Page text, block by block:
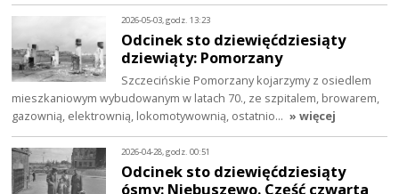
2026-05-03, godz. 13:23
Odcinek sto dziewięćdziesiąty
dziewiąty: Pomorzany
Szczecińskie Pomorzany kojarzymy z osiedlem
mieszkaniowym wybudowanym w latach 70., ze szpitalem, browarem,
gazownią, elektrownią, lokomotywownią, ostatnio… » więcej
2026-04-28, godz. 00:51
Odcinek sto dziewięćdziesiąty
ósmy: Niebuszewo. Część czwarta